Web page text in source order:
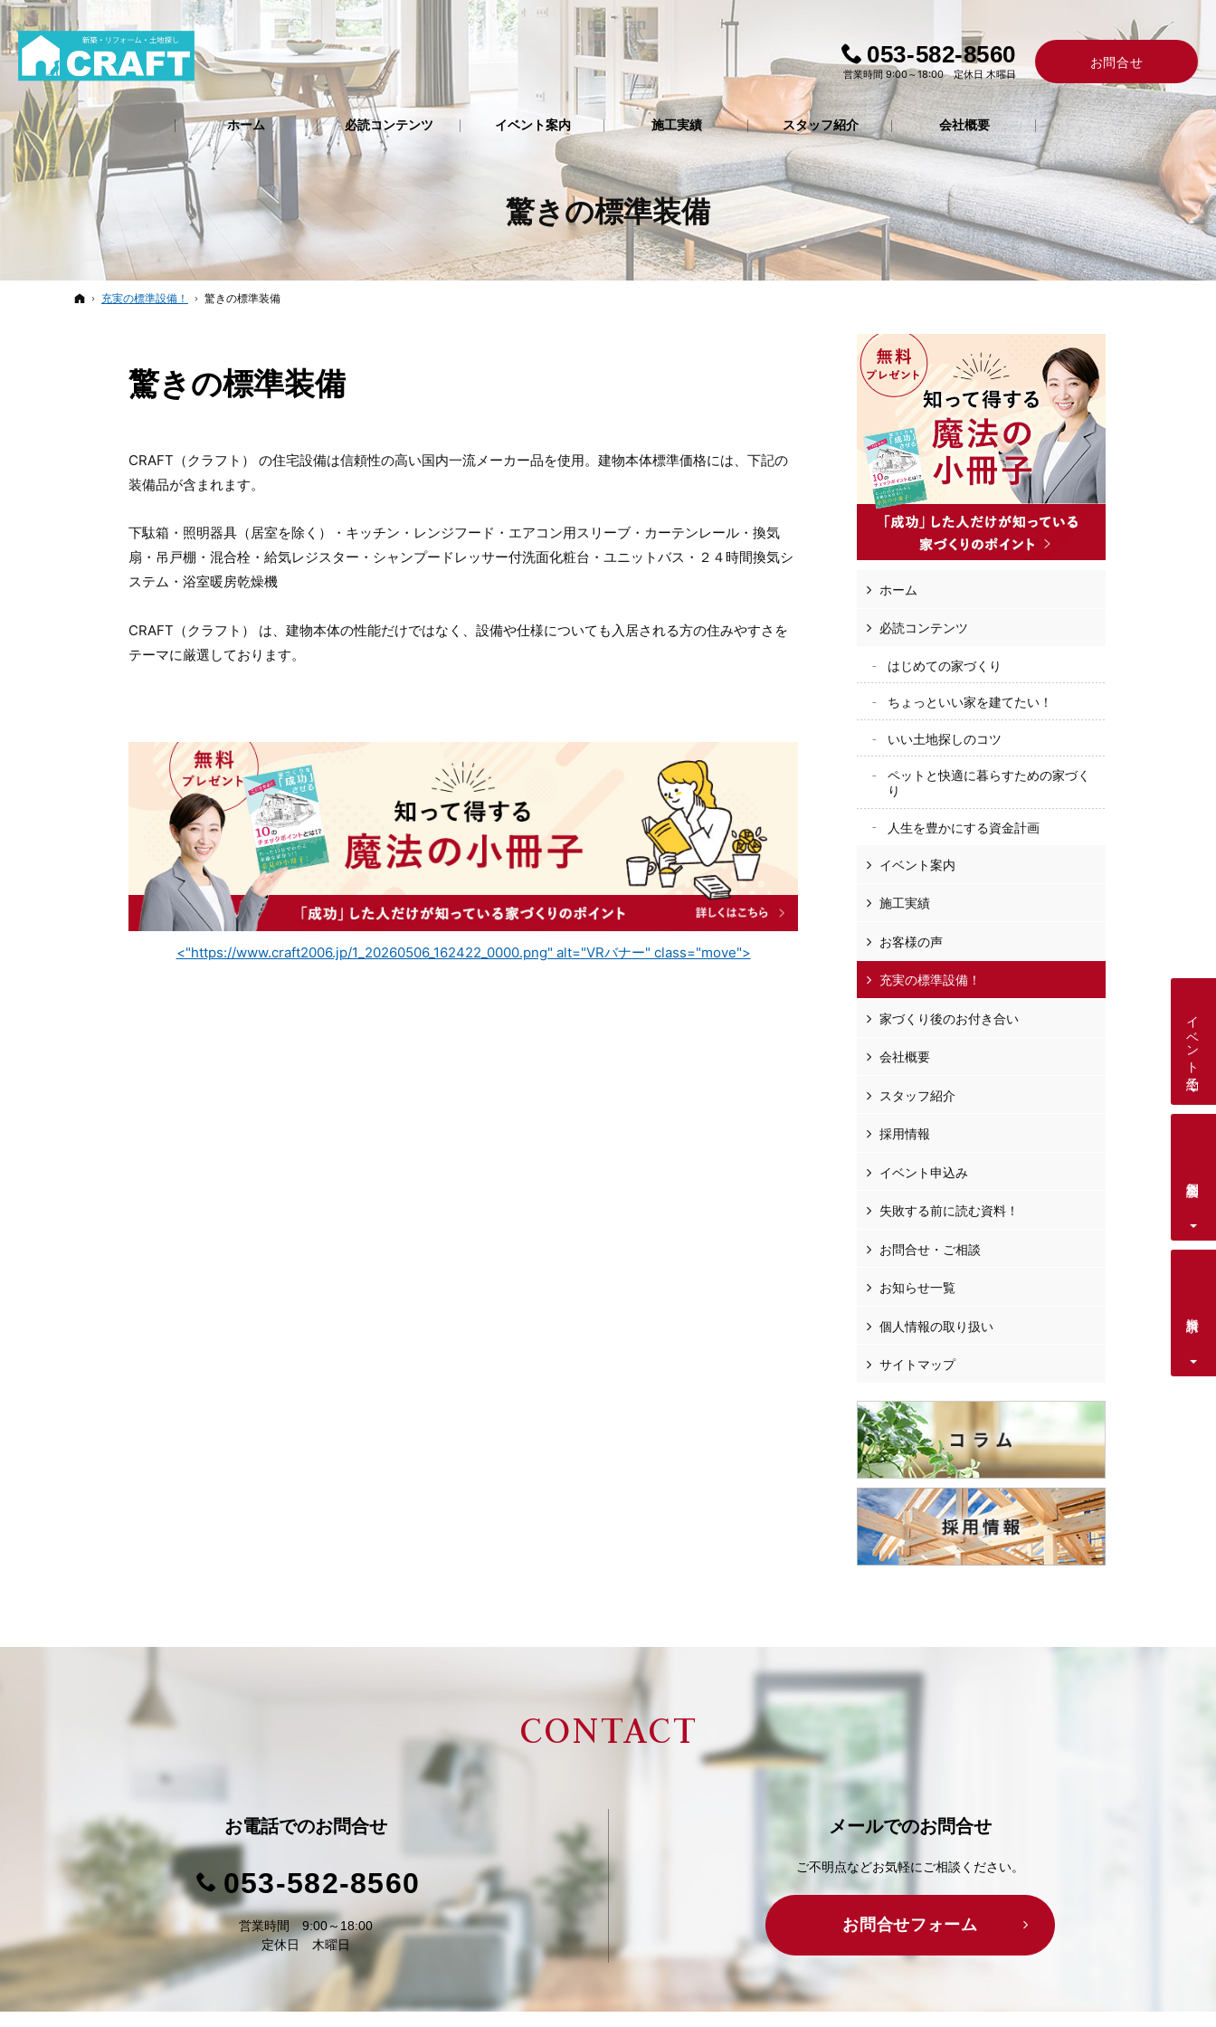
驚きの標準装備
ホーム
充実の標準設備！ 驚きの標準装備
驚きの標準装備
CRAFT（クラフト） の住宅設備は信頼性の高い国内一流メーカー品を使用。建物本体標準価格には、下記の
装備品が含まれます。
下駄箱・照明器具（居室を除く）・キッチン・レンジフード・エアコン用スリーブ・カーテンレール・換気
扇・吊戸棚・混合栓・給気レジスター・シャンプードレッサー付洗面化粧台・ユニットバス・２４時間換気シ
ステム・浴室暖房乾燥機
CRAFT（クラフト） は、建物本体の性能だけではなく、設備や仕様についても入居される方の住みやすさを
テーマに厳選しております。
<"https://www.craft2006.jp/1_20260506_162422_0000.png" alt="VRバナー" class="move">
ホーム
必読コンテンツ
はじめての家づくり
ちょっといい家を建てたい！
いい土地探しのコツ
ペットと快適に暮らすための家づく
り
人生を豊かにする資金計画
イベント案内
施工実績
お客様の声
充実の標準設備！
家づくり後のお付き合い
会社概要
スタッフ紹介
採用情報
イベント申込み
失敗する前に読む資料！
お問合せ・ご相談
お知らせ一覧
個人情報の取り扱い
サイトマップ
ホーム 必読コンテンツ イベント案内 施工実績 スタッフ紹介 会社概要
053-582-8560
営業時間 9:00～18:00 定休日 木曜日
お問合せ
CONTACT
お電話でのお問合せ
053-582-8560
営業時間 9:00～18:00
定休日 木曜日
メールでのお問合せ
ご不明点などお気軽にご相談ください。
お問合せフォーム
イベント予約